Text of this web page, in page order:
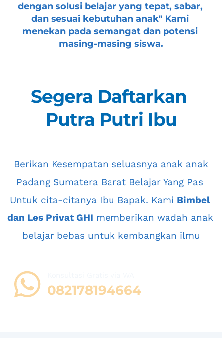
dengan solusi belajar yang tepat, sabar,
dan sesuai kebutuhan anak" Kami
menekan pada semangat dan potensi
masing-masing siswa.
Segera Daftarkan
Putra Putri Ibu
Padang Sumatera Barat Belajar Yang Pas
Untuk cita-citanya Ibu Bapak. Kami Bimbel
dan Les Privat GHI memberikan wadah anak
belajar bebas untuk kembangkan ilmu
082178194664